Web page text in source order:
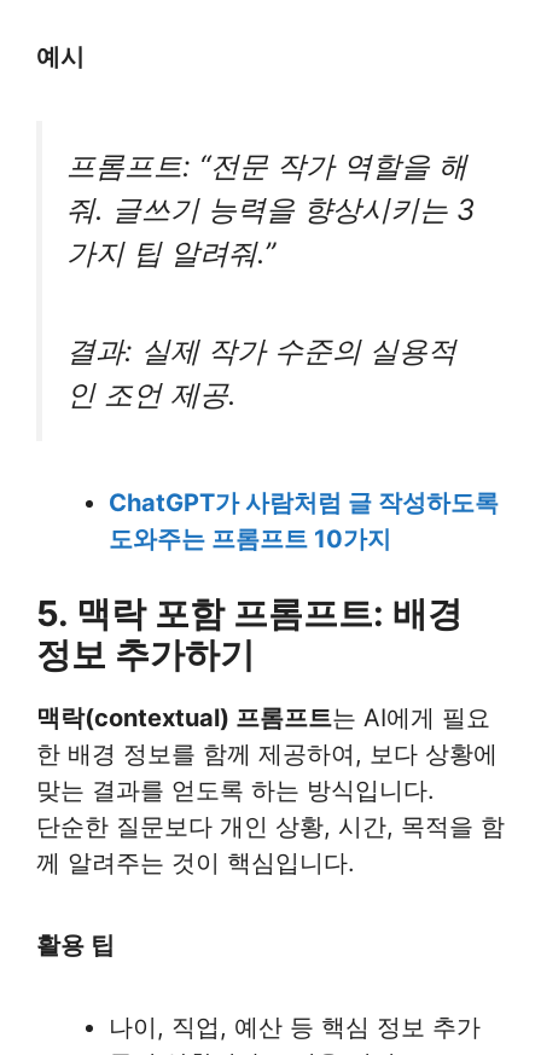
예시
프롬프트: “전문 작가 역할을 해
줘. 글쓰기 능력을 향상시키는 3
가지 팁 알려줘.”
결과: 실제 작가 수준의 실용적
인 조언 제공.
ChatGPT가 사람처럼 글 작성하도록
도와주는 프롬프트 10가지
5. 맥락 포함 프롬프트: 배경
정보 추가하기
맥락(contextual) 프롬프트는 AI에게 필요
한 배경 정보를 함께 제공하여, 보다 상황에
맞는 결과를 얻도록 하는 방식입니다.
단순한 질문보다 개인 상황, 시간, 목적을 함
께 알려주는 것이 핵심입니다.
활용 팁
나이, 직업, 예산 등 핵심 정보 추가